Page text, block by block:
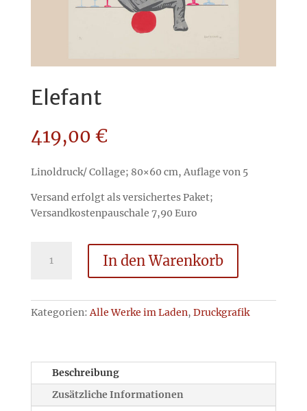
Elefant
419,00 €
Linoldruck/ Collage; 80×60 cm, Auflage von 5
Versand erfolgt als versichertes Paket;
Versandkostenpauschale 7,90 Euro
Menge
In den Warenkorb
Kategorien:Alle Werke im Laden, Druckgrafik
Beschreibung
Zusätzliche Informationen